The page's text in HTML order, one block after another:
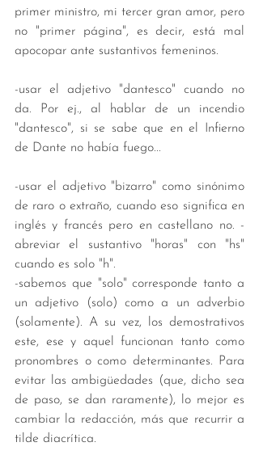
primer ministro, mi tercer gran amor, pero
no "primer página", es decir, está mal
apocopar ante sustantivos femeninos.
-usar el adjetivo "dantesco" cuando no
da. Por ej., al hablar de un incendio
"dantesco", si se sabe que en el Infierno
de Dante no había fuego...
-usar el adjetivo "bizarro" como sinónimo
de raro o extraño, cuando eso significa en
inglés y francés pero en castellano no. -
abreviar el sustantivo "horas" con "hs"
cuando es solo "h".
-sabemos que "solo" corresponde tanto a
un adjetivo (solo) como a un adverbio
(solamente). A su vez, los demostrativos
este, ese y aquel funcionan tanto como
pronombres o como determinantes. Para
evitar las ambigüedades (que, dicho sea
de paso, se dan raramente), lo mejor es
cambiar la redacción, más que recurrir a
tilde diacrítica.